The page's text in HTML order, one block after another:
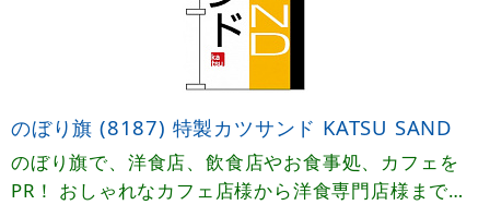
のぼり旗 (8187) 特製カツサンド KATSU SAND
のぼり旗で、洋食店、飲食店やお食事処、カフェを
PR！ おしゃれなカフェ店様から洋食専門店様まで、